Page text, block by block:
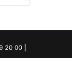
20 00 |